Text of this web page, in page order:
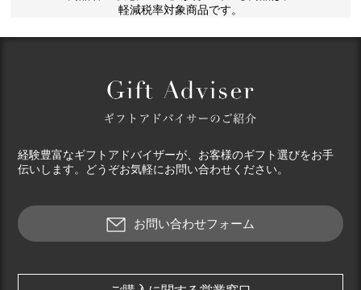
軽減税率対象商品です。
経験豊富なギフトアドバイザーが、お客様のギフト選びをお手
伝いします。どうぞお気軽にお問い合わせください。
お問い合わせフォーム